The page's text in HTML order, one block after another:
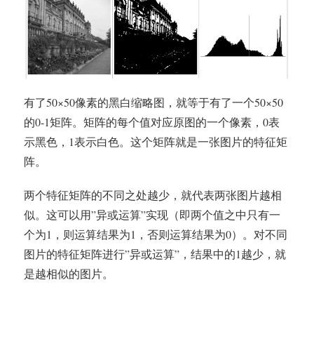
有了50×50像素的黑白缩略图，就等于有了一个50×50
的0-1矩阵。矩阵的每个值对应原图的一个像素，0表
示黑色，1表示白色。这个矩阵就是一张图片的特征矩
阵。
两个特征矩阵的不同之处越少，就代表两张图片越相
似。这可以用”异或运算”实现（即两个值之中只有一
个为1，则运算结果为1，否则运算结果为0）。对不同
图片的特征矩阵进行”异或运算”，结果中的1越少，就
是越相似的图片。